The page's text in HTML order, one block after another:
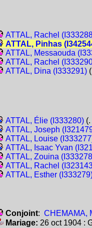
ATTAL, Rachel
ATTAL, Pinhas
ATTAL, Messaouda
ATTAL, Rachel
ATTAL, Dina (I333291)
ATTAL, Élie (I333280)
ATTAL, Joseph
ATTAL, Louise
ATTAL, Isaac Yvan
ATTAL, Zouina
ATTAL, Rachel
ATTAL, Esther
Conjoint:CHEMAMA,
Mariage:26 oct 1904 :